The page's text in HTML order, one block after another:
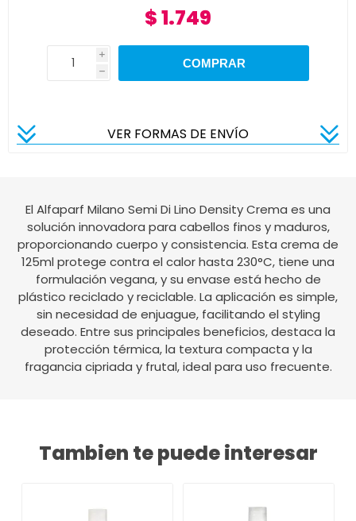
$ 1.749
i
h
VER FORMAS DE ENVÍO
El Alfaparf Milano Semi Di Lino Density Crema es una
solución innovadora para cabellos finos y maduros,
proporcionando cuerpo y consistencia. Esta crema de
125ml protege contra el calor hasta 230°C, tiene una
formulación vegana, y su envase está hecho de
plástico reciclado y reciclable. La aplicación es simple,
sin necesidad de enjuague, facilitando el styling
deseado. Entre sus principales beneficios, destaca la
protección térmica, la textura compacta y la
fragancia cipriada y frutal, ideal para uso frecuente.
Tambien te puede interesar